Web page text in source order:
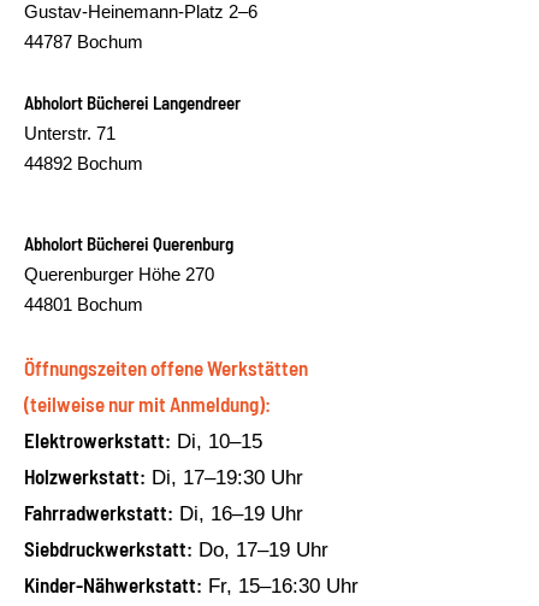
Gustav-Heinemann-Platz 2–6
44787 Bochum
Abholort Bücherei Langendreer
Unterstr. 71
44892 Bochum
Abholort Bücherei Querenburg
Querenburger Höhe 270
44801 Bochum
Öffnungszeiten offene Werkstätten
(teilweise nur mit Anmeldung):
Elektrowerkstatt: Di, 10–15
Holzwerkstatt: Di, 17–19:30 Uhr
Fahrradwerkstatt: Di, 16–19 Uhr
Siebdruckwerkstatt: Do, 17–19 Uhr
Kinder-Nähwerkstatt: Fr, 15–16:30 Uhr